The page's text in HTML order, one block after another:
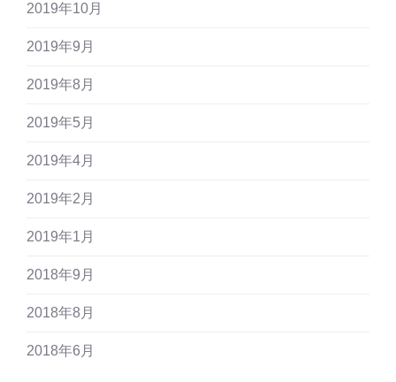
2019年10月
2019年9月
2019年8月
2019年5月
2019年4月
2019年2月
2019年1月
2018年9月
2018年8月
2018年6月